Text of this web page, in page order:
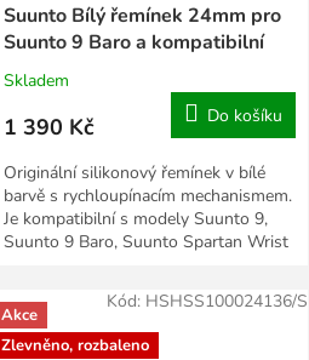
Suunto Bílý řemínek 24mm pro
Suunto 9 Baro a kompatibilní
Skladem
1 390 Kč Do košíku
Originální silikonový řemínek v bílé
barvě s rychloupínacím mechanismem.
Je kompatibilní s modely Suunto 9,
Suunto 9 Baro, Suunto Spartan Wrist
Akce
Zlevněno, rozbaleno
Kód: HSHSS100024136/S